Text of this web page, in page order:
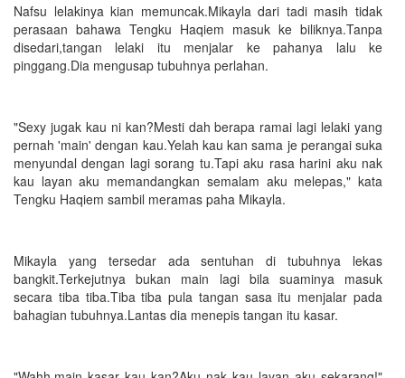
Nafsu lelakinya kian memuncak.Mikayla dari tadi masih tidak
perasaan bahawa Tengku Haqiem masuk ke biliknya.Tanpa
disedari,tangan lelaki itu menjalar ke pahanya lalu ke
pinggang.Dia mengusap tubuhnya perlahan.
"Sexy jugak kau ni kan?Mesti dah berapa ramai lagi lelaki yang
pernah 'main' dengan kau.Yelah kau kan sama je perangai suka
menyundal dengan lagi sorang tu.Tapi aku rasa harini aku nak
kau layan aku memandangkan semalam aku melepas," kata
Tengku Haqiem sambil meramas paha Mikayla.
Mikayla yang tersedar ada sentuhan di tubuhnya lekas
bangkit.Terkejutnya bukan main lagi bila suaminya masuk
secara tiba tiba.Tiba tiba pula tangan sasa itu menjalar pada
bahagian tubuhnya.Lantas dia menepis tangan itu kasar.